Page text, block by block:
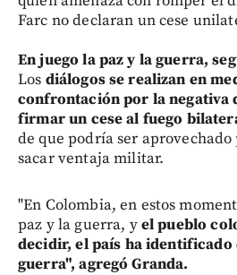
Farc no declaran un cese
En juego la paz y la guerra,
Los diálogos se realizan en
confrontación por la negativa
firmar un cese al fuego
de que podría ser
sacar ventaja militar.
"En Colombia, en estos
paz y la guerra, yel pueblo
decidir, el país ha identificado
guerra", agregó Granda.